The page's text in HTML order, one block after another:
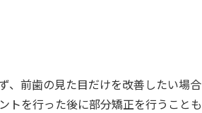
、前歯の見た目だけを改善したい場合
トを行った後に部分矯正を行うことも